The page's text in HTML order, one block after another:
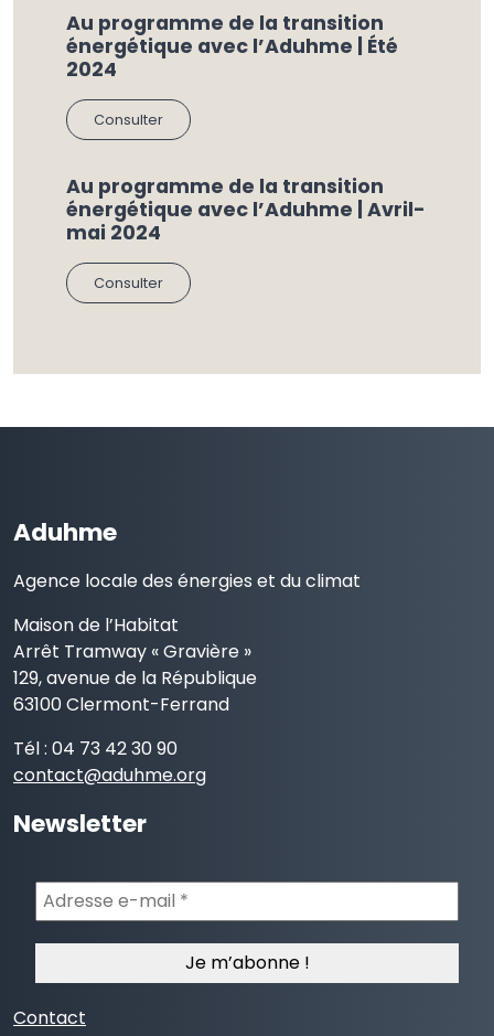
Au programme de la transition
énergétique avec l’Aduhme | Été
2024
Consulter
Au programme de la transition
énergétique avec l’Aduhme | Avril-
mai 2024
Consulter
Aduhme
Agence locale des énergies et du climat
Maison de l’Habitat
Arrêt Tramway « Gravière »
129, avenue de la République
63100 Clermont-Ferrand
Tél : 04 73 42 30 90
contact@aduhme.org
Newsletter
Adresse
e-
mail
Contact